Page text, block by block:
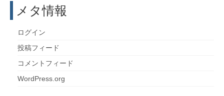
メタ情報
ログイン
投稿フィード
コメントフィード
WordPress.org